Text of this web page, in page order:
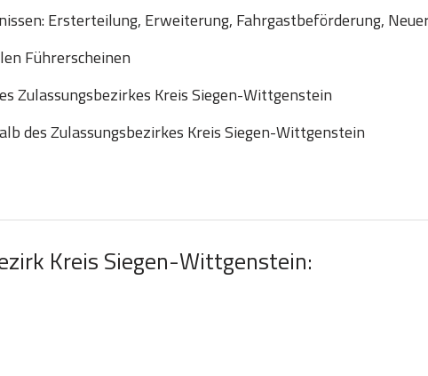
Ersterteilung, Erweiterung, Fahrgastbeförderung,
Führerscheinen
Zulassungsbezirkes Kreis Siegen-Wittgenstein
des Zulassungsbezirkes Kreis Siegen-Wittgenstein
Kreis Siegen-Wittgenstein: